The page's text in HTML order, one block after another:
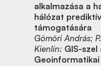
alkalmazása a
hálózat
támogatására
Gömöri András;
Kienlin: GIS-